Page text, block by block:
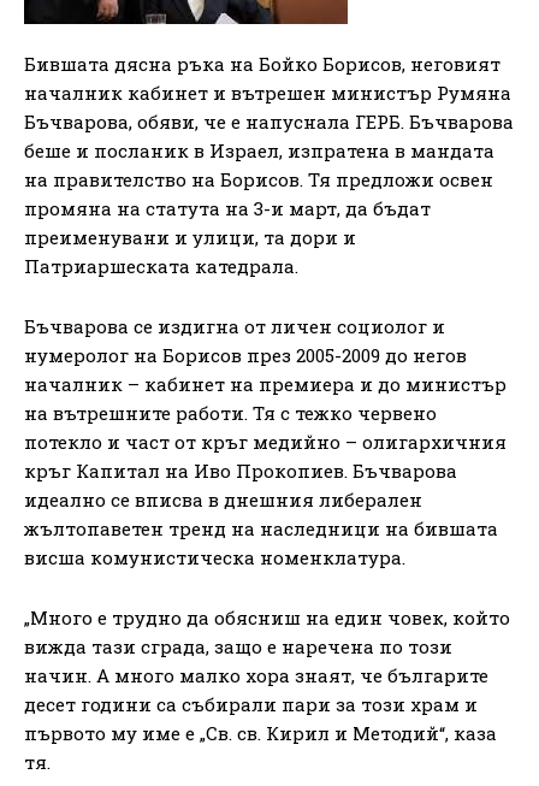
Бившата дясна ръка на Бойко Борисов, неговият
началник кабинет и вътрешен министър Румяна
Бъчварова, обяви, че е напуснала ГЕРБ. Бъчварова
беше и посланик в Израел, изпратена в мандата
на правителство на Борисов. Тя предложи освен
промяна на статута на 3-и март, да бъдат
преименувани и улици, та дори и
Патриаршеската катедрала.
Бъчварова се издигна от личен социолог и
нумеролог на Борисов през 2005-2009 до негов
началник – кабинет на премиера и до министър
на вътрешните работи. Тя с тежко червено
потекло и част от кръг медийно – олигархичния
кръг Капитал на Иво Прокопиев. Бъчварова
идеално се вписва в днешния либерален
жълтопаветен тренд на наследници на бившата
висша комунистическа номенклатура.
„Много е трудно да обясниш на един човек, който
вижда тази сграда, защо е наречена по този
начин. А много малко хора знаят, че българите
десет години са събирали пари за този храм и
първото му име е „Св. св. Кирил и Методий“, каза
тя.